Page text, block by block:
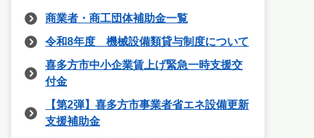
商業者・商工団体補助金一覧
令和8年度 機械設備類貸与制度について
喜多方市中小企業賃上げ緊急一時支援交
付金
【第2弾】喜多方市事業者省エネ設備更新
支援補助金